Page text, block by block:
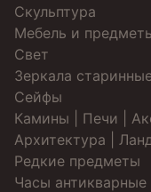
Скульптура
Мебель и
Свет
Зеркала
Cейфы
Камины | Печи |
Архитектура |
Редкие предметы
Часы антикварные